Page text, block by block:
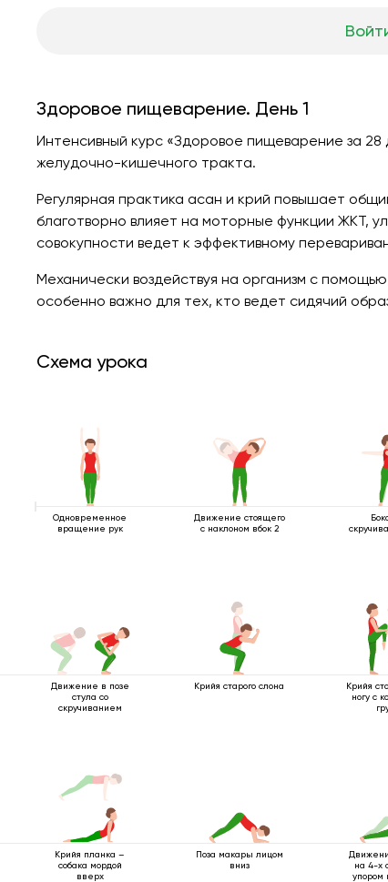
Здоровое пищеварение. День 1
Интенсивный курс «Здоровое пищеварение за
желудочно-кишечного тракта.
Регулярная практика асан и крий повышает
благотворно влияет на моторные функции ЖКТ,
совокупности ведет к эффективному
Механически воздействуя на организм с
особенно важно для тех, кто ведет сидячий
Схема урока
Одновременное
вращение рук
Движение стоящего
с наклоном вбок 2
Движение в позе
стула со
скручиванием
Крийя старого слона
Крийя
ногу с
Крийя планка –
собака мордой
вверх
Поза макары лицом
вниз
на 4-х
упором